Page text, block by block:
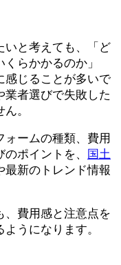
いと考えても、「ど
らかかるのか」
感じることが多いで
業者選びで失敗した
。
ォームの種類、費用
ポイントを、
国土
最新のトレンド情報
、費用感と注意点を
うになります。